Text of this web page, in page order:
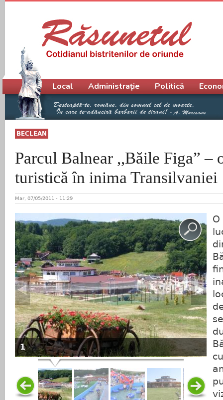
BECLEAN
Parcul Balnear ,,Băile Figa” –
turistică în inima Transilvaniei
Mar, 07/05/2011 - 11:29
1
Meniu principal
Local Administrație Politică